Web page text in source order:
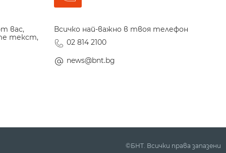
вас,
текст,
Всичко най-важно в твоя телефон
02 814 2100
news@bnt.bg
©БНТ. Всички права запазени